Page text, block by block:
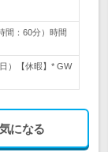
間：60分）時間
）【休暇】* GW
気になる